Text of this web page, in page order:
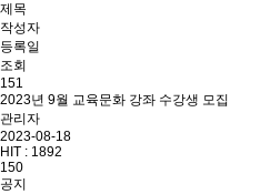
제목
작성자
등록일
조회
151
2023년 9월 교육문화 강좌 수강생 모집
관리자
2023-08-18
HIT : 1892
150
공지